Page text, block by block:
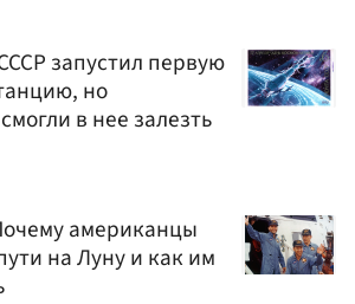
запустил первую
но
в нее залезть
американцы
на Луну и как им